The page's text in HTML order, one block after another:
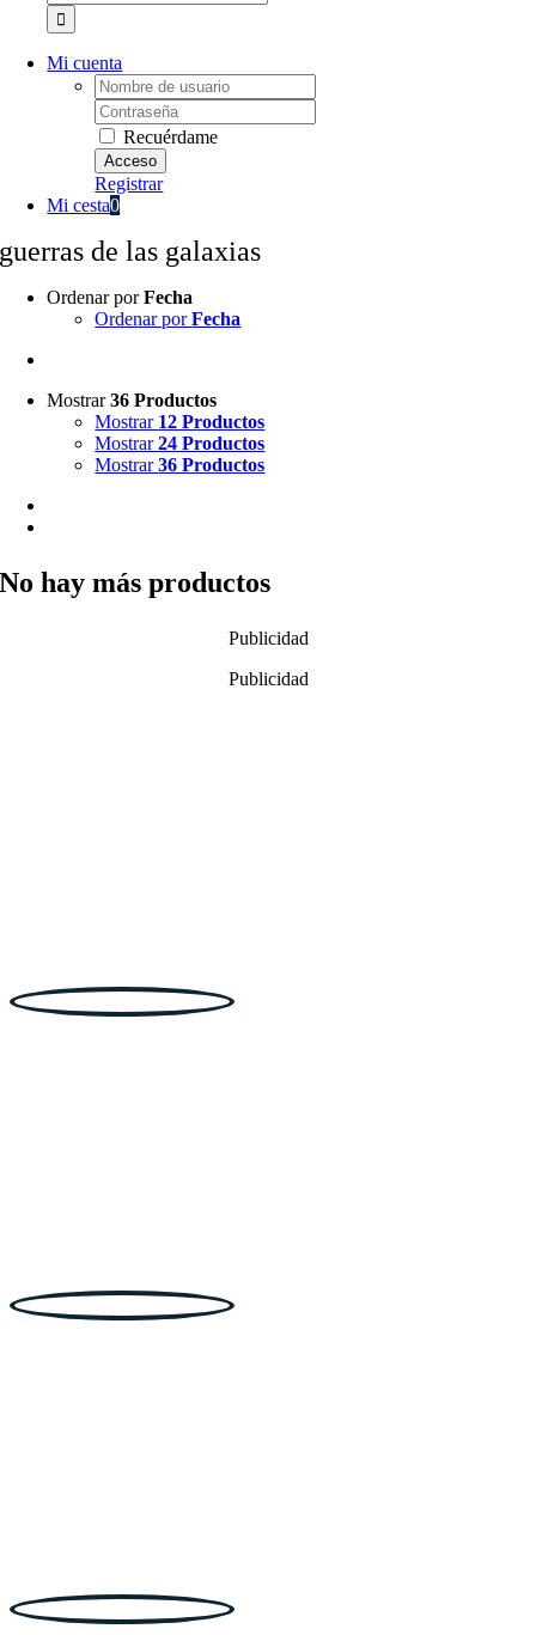
Mi cuenta
Username:
Password:
Recuérdame
Registrar
Mi cesta0
guerras de las galaxias
Ordenar porFecha
Ordenar porFecha
Mostrar36 Productos
Mostrar 12 Productos
Mostrar24 Productos
Mostrar36 Productos
No hay más productos
Publicidad
Publicidad